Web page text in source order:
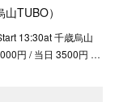
TUBO）
13:30at 千歳烏山
円 / 当日 3500円 …